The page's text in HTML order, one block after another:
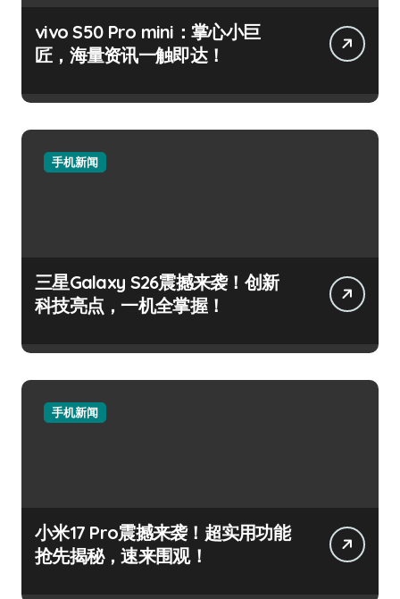
vivo S50 Pro mini：掌心小巨
匠，海量资讯一触即达！
手机新闻
三星Galaxy S26震撼来袭！创新
科技亮点，一机全掌握！
手机新闻
小米17 Pro震撼来袭！超实用功能
抢先揭秘，速来围观！